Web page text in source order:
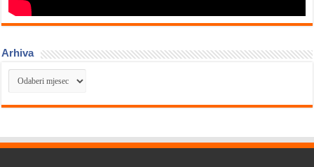
Arhiva
Arhiva